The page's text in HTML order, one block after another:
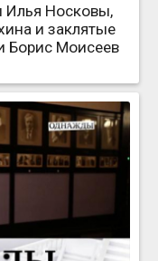
Илья Носковы,
и заклятые
Борис Моисеев